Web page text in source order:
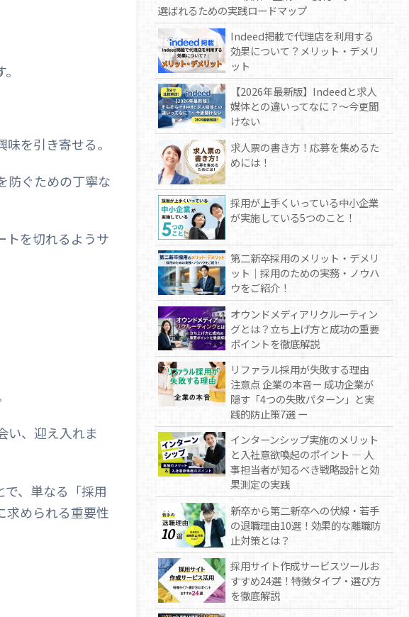
を引き寄せる。
防ぐための丁寧な
トを切れるようサ
い、迎え入れま
、単なる「採用
求められる重要性
選ばれるための実践ロードマップ
Indeed掲載で代理店を利用する
効果について？メリット・デメリ
ット
【2026年最新版】Indeedと求人
媒体との違いってなに？～今更聞
けない
求人票の書き方！応募を集めるた
めには！
採用が上手くいっている中小企業
が実施している5つのこと！
第二新卒採用のメリット・デメリ
ット｜採用のための実務・ノウハ
ウをご紹介！
オウンドメディアリクルーティン
グとは？立ち上げ方と成功の重要
ポイントを徹底解説
リファラル採用が失敗する理由
注意点 企業の本音ー 成功企業が
隠す「4つの失敗パターン」と実
践的防止策7選 ー
インターンシップ実施のメリット
と入社意欲喚起のポイント — 人
事担当者が知るべき戦略設計と効
果測定の実践
新卒から第二新卒への伏線・若手
の退職理由10選！効果的な離職防
止対策とは？
採用サイト作成サービスツールお
すすめ24選！特徴タイプ・選び方
を徹底解説